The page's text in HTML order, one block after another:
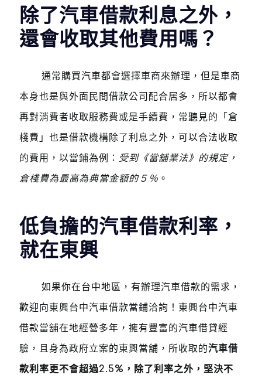
除了汽車借款利息之外，
還會收取其他費用嗎？
通常購買汽車都會選擇車商來辦理，但是車商
本身也是與外面民間借款公司配合居多，所以都會
再對消費者收取服務費或是手續費，常聽見的「倉
棧費」也是借款機構除了利息之外，可以合法收取
的費用，以當鋪為例： 受到《當舖業法》的規定，
倉棧費為最高為典當金額的５％ 。
低負擔的汽車借款利率，
就在東興
如果你在台中地區，有辦理汽車借款的需求，
歡迎向東興台中汽車借款當鋪洽詢！東興台中汽車
借款當舖在地經營多年，擁有豐富的汽車借貸經
驗，且身為政府立案的東興當舖，所收取的汽車借
款利率更不會超過2.5%，除了利率之外，堅決不